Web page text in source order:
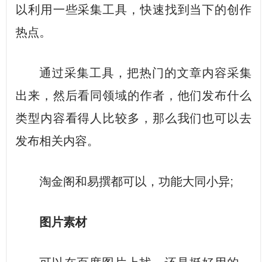
以利用一些采集工具，快速找到当下的创作
热点。
通过采集工具，把热门的文章内容采集
出来，然后看同领域的作者，他们发布什么
类型内容看得人比较多，那么我们也可以去
发布相关内容。
淘金阁和易撰都可以，功能大同小异;
图片素材